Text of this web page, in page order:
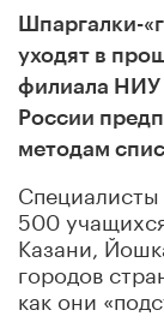
Шпаргалки-
уходят в
филиала
России
методам
500
Казани,
городов
как они